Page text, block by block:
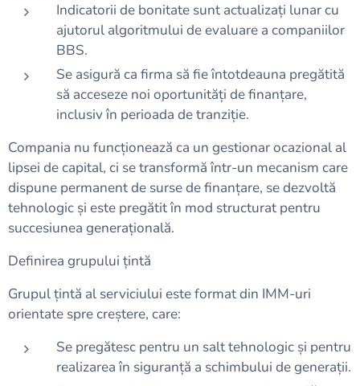
Indicatorii de bonitate sunt actualizați lunar cu
ajutorul algoritmului de evaluare a companiilor
BBS.
Se asigură ca firma să fie întotdeauna pregătită
să acceseze noi oportunități de finanțare,
inclusiv în perioada de tranziție.
Compania nu funcționează ca un gestionar ocazional al
lipsei de capital, ci se transformă într-un mecanism care
dispune permanent de surse de finanțare, se dezvoltă
tehnologic și este pregătit în mod structurat pentru
succesiunea generațională.
Definirea grupului țintă
Grupul țintă al serviciului este format din IMM-uri
orientate spre creștere, care:
Se pregătesc pentru un salt tehnologic și pentru
realizarea în siguranță a schimbului de generații.